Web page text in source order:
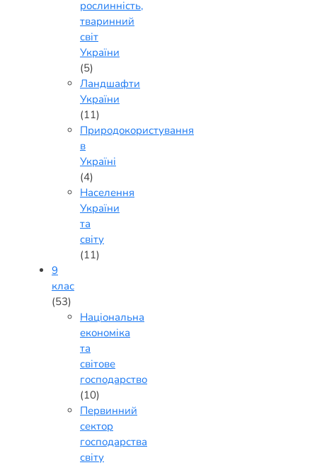
рослинність,
тваринний
світ
України
(5)
Ландшафти
України
(11)
Природокористування
в
Україні
(4)
Населення
України
та
світу
(11)
9
клас
(53)
Національна
економіка
та
світове
господарство
(10)
Первинний
сектор
господарства
світу